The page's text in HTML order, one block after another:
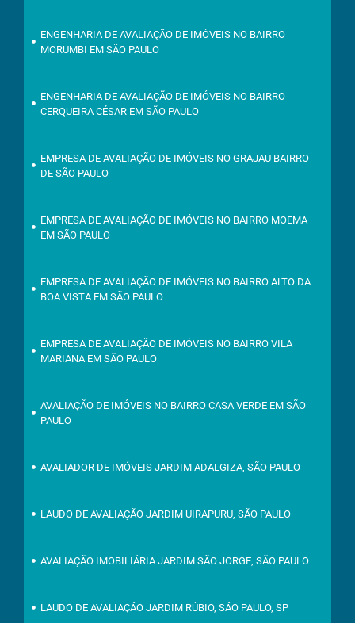
ENGENHARIA DE AVALIAÇÃO DE IMÓVEIS NO BAIRRO
MORUMBI EM SÃO PAULO
ENGENHARIA DE AVALIAÇÃO DE IMÓVEIS NO BAIRRO
CERQUEIRA CÉSAR EM SÃO PAULO
EMPRESA DE AVALIAÇÃO DE IMÓVEIS NO GRAJAU BAIRRO
DE SÃO PAULO
EMPRESA DE AVALIAÇÃO DE IMÓVEIS NO BAIRRO MOEMA
EM SÃO PAULO
EMPRESA DE AVALIAÇÃO DE IMÓVEIS NO BAIRRO ALTO DA
BOA VISTA EM SÃO PAULO
EMPRESA DE AVALIAÇÃO DE IMÓVEIS NO BAIRRO VILA
MARIANA EM SÃO PAULO
AVALIAÇÃO DE IMÓVEIS NO BAIRRO CASA VERDE EM SÃO
PAULO
AVALIADOR DE IMÓVEIS JARDIM ADALGIZA, SÃO PAULO
LAUDO DE AVALIAÇÃO JARDIM UIRAPURU, SÃO PAULO
AVALIAÇÃO IMOBILIÁRIA JARDIM SÃO JORGE, SÃO PAULO
LAUDO DE AVALIAÇÃO JARDIM RÚBIO, SÃO PAULO, SP